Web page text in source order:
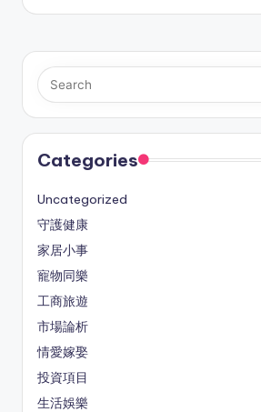
Categories
Uncategorized
守護健康
家居小事
寵物同樂
工商旅遊
市場論析
情愛嫁娶
投資項目
生活娛樂